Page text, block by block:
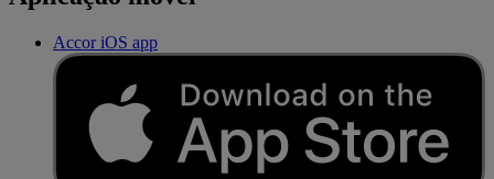
Accor iOS app